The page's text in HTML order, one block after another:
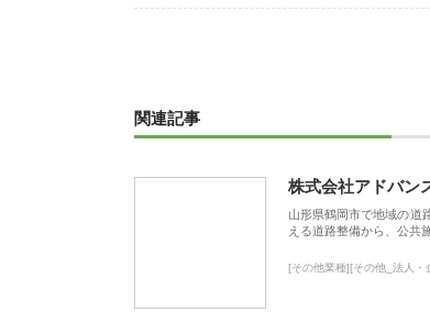
関連記事
株式会社アドバン
山形県鶴岡市で地域の道
える道路整備から、公共
[その他業種][その他_法人・